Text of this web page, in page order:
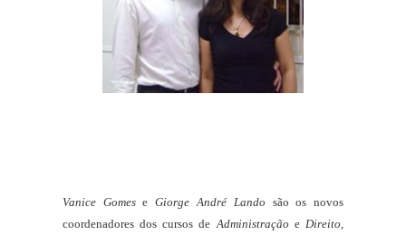
Vanice GomeseGiorge André Lando são os novos
coordenadores dos cursos deAdministração eDireito,